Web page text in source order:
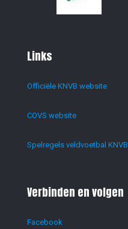
Links
Officiële KNVB website
COVS website
Spelregels veldvoetbal KNVB
Verbinden en volgen
Facebook